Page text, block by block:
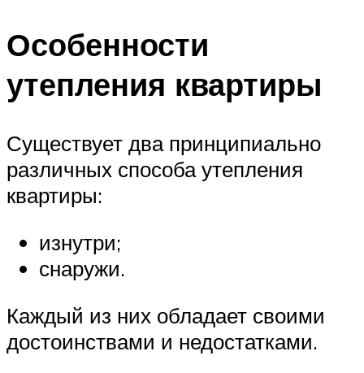
Особенности
утепления квартиры
Существует два принципиально
различных способа утепления
квартиры:
изнутри;
снаружи.
Каждый из них обладает своими
достоинствами и недостатками.